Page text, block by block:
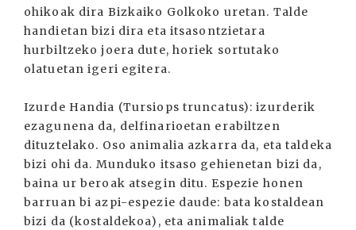
ohikoak dira Bizkaiko Golkoko uretan. Talde
handietan bizi dira eta itsasontzietara
hurbiltzeko joera dute, horiek sortutako
olatuetan igeri egitera.
Izurde Handia (Tursiops truncatus): izurderik
ezagunena da, delfinarioetan erabiltzen
dituztelako. Oso animalia azkarra da, eta taldeka
bizi ohi da. Munduko itsaso gehienetan bizi da,
baina ur beroak atsegin ditu. Espezie honen
barruan bi azpi-espezie daude: bata kostaldean
bizi da (kostaldekoa), eta animaliak talde